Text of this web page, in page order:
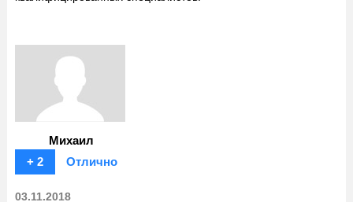
Михаил
+ 2
Отлично
03.11.2018